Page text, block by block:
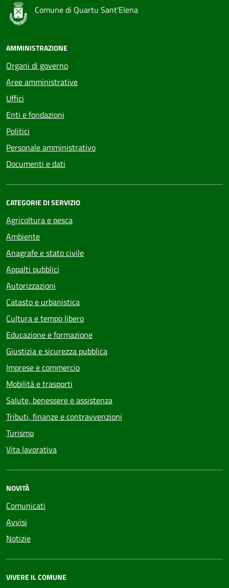
Comune di Quartu Sant'Elena
AMMINISTRAZIONE
Organi di governo
Aree amministrative
Uffici
Enti e fondazioni
Politici
Personale amministrativo
Documenti e dati
CATEGORIE DI SERVIZIO
Agricoltura e pesca
Ambiente
Anagrafe e stato civile
Appalti pubblici
Autorizzazioni
Catasto e urbanistica
Cultura e tempo libero
Educazione e formazione
Giustizia e sicurezza pubblica
Imprese e commercio
Mobilità e trasporti
Salute, benessere e assistenza
Tributi, finanze e contravvenzioni
Turismo
Vita lavorativa
NOVITÀ
Comunicati
Avvisi
Notizie
VIVERE IL COMUNE